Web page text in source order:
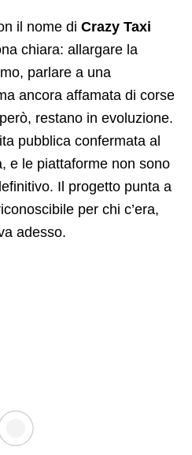
il nome di Crazy Taxi
chiara: allargare la
parlare a una
ancora affamata di corse
restano in evoluzione.
pubblica confermata al
e le piattaforme non sono
Il progetto punta a
per chi c’era,
adesso.